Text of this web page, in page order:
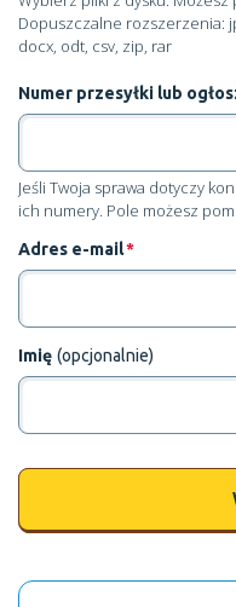
Dopuszczalne rozszerzenia:
docx, odt, csv, zip, rar
Numer przesyłki lub
Jeśli Twoja sprawa dotyczy
ich numery. Pole możesz
Adres e-mail*
Imię (opcjonalnie)